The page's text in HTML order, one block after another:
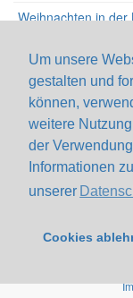
Um unsere
gestalten und
können,
weitere
der
Informationen
unserer
Cookies
Weihnachten in der
Herbstzeit-
Seite 2 von 3
Start Zurück